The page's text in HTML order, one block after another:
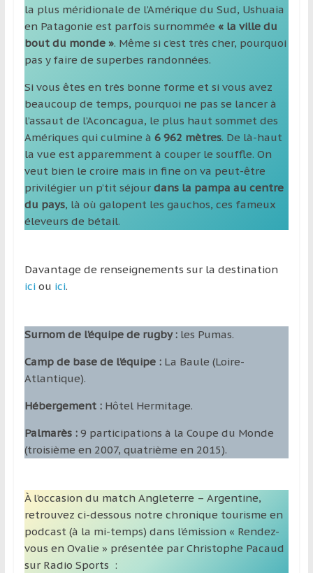
la plus méridionale de l’Amérique du Sud, Ushuaia
en Patagonie est parfois surnommée « la ville du
bout du monde ». Même si c’est très cher, pourquoi
pas y faire de superbes randonnées.
Si vous êtes en très bonne forme et si vous avez
beaucoup de temps, pourquoi ne pas se lancer à
l’assaut de l’Aconcagua, le plus haut sommet des
Amériques qui culmine à 6 962 mètres. De là-haut
la vue est apparemment à couper le souffle. On
veut bien le croire mais in fine on va peut-être
privilégier un p’tit séjour dans la pampa au centre
du pays, là où galopent les gauchos, ces fameux
éleveurs de bétail.
Davantage de renseignements sur la destination
iciou ici.
Surnom de l’équipe de rugby :les Pumas.
Camp de base de l’équipe : La Baule (Loire-
Atlantique).
Hébergement :Hôtel Hermitage.
Palmarès : 9 participations à la Coupe du Monde
(troisième en 2007, quatrième en 2015).
À l’occasion du match Angleterre – Argentine,
retrouvez ci-dessous notre chronique tourisme en
podcast (à la mi-temps) dans l’émission « Rendez-
vous en Ovalie » présentée par Christophe Pacaud
sur Radio Sports :